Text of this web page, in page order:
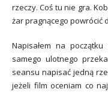
rzeczy. Coś tu nie gra.
żar pragnącego powrócić
Napisałem na
samego ulotnego
seansu napisać jedną
jeżeli film oceniam co